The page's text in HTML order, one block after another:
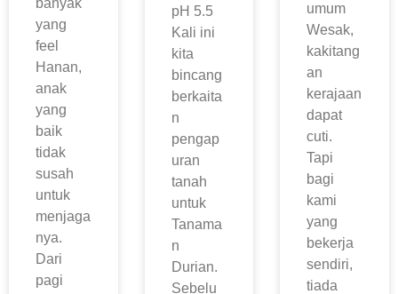
yang
feel
Hanan,
anak
yang
baik
tidak
susah
untuk
menjaga
nya.
Dari
pagi
pH 5.5
Kali ini
kita
bincang
berkaita
n
pengap
uran
tanah
untuk
Tanama
n
Durian.
Sebelu
umum
Wesak,
kakitang
an
kerajaan
dapat
cuti.
Tapi
bagi
kami
yang
bekerja
sendiri,
tiada